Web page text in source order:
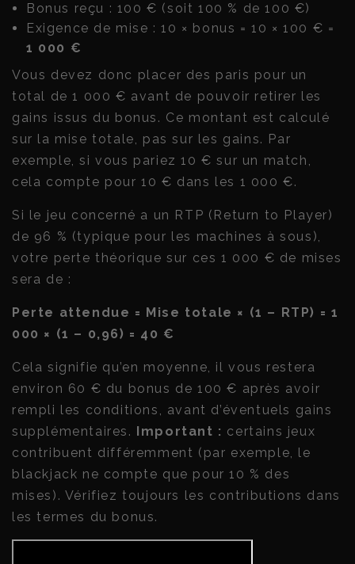
Bonus reçu : 100 € (soit 100 % de 100 €)
Exigence de mise : 10 × bonus = 10 × 100 € =
1 000 €
Vous devez donc placer des paris pour un
total de 1 000 € avant de pouvoir retirer les
gains issus du bonus. Ce montant est calculé
sur la mise totale, pas sur les gains. Par
exemple, si vous pariez 10 € sur un match,
cela compte pour 10 € dans les 1 000 €.
Si le jeu concerné a un RTP (Return to Player)
de 96 % (typique pour les machines à sous),
votre perte théorique sur ces 1 000 € de mises
sera de :
Perte attendue = Mise totale × (1 – RTP) = 1
000 × (1 – 0,96) = 40 €
Cela signifie qu’en moyenne, il vous restera
environ 60 € du bonus de 100 € après avoir
rempli les conditions, avant d’éventuels gains
supplémentaires. Important : certains jeux
contribuent différemment (par exemple, le
blackjack ne compte que pour 10 % des
mises). Vérifiez toujours les contributions dans
les termes du bonus.